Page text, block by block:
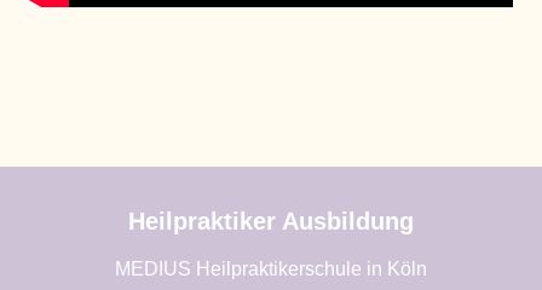
Heilpraktiker Ausbildung
MEDIUS Heilpraktikerschule in Köln